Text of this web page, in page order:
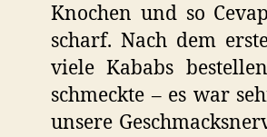
Knochen und so
scharf. Nach dem
viele Kababs
schmeckte – es war
unsere